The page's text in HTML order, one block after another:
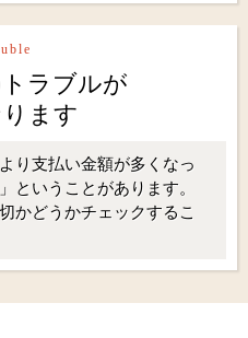
ラブルが
ます
り支払い金額が多くなっ
ということがあります。
かどうかチェックするこ